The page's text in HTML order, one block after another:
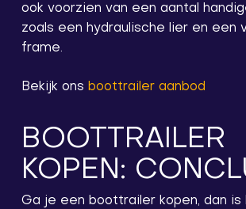
ook voorzien van een aantal
zoals een hydraulische lier en een
frame.
Bekijk ons boottrailer aanbod
BOOTTRAILER
KOPEN:
Ga je een boottrailer kopen, dan is